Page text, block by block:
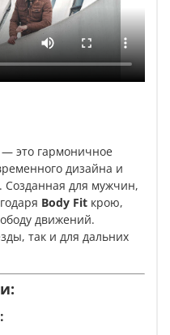
— это гармоничное
дизайна и
Созданная для мужчин,
Body Fit крою,
движений.
так и для дальних